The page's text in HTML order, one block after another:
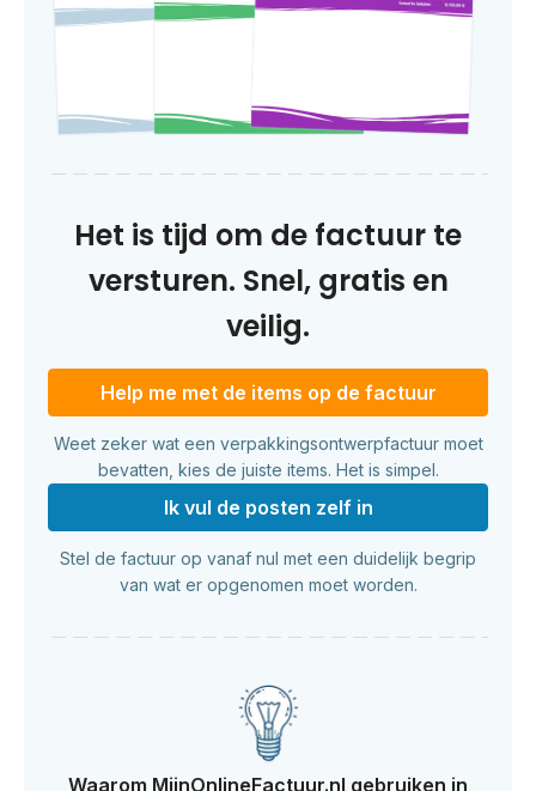
Het is tijd om de factuur te
versturen. Snel, gratis en
veilig.
Help me met de items op de factuur
Weet zeker wat een verpakkingsontwerpfactuur moet
bevatten, kies de juiste items. Het is simpel.
Ik vul de posten zelf in
Stel de factuur op vanaf nul met een duidelijk begrip
van wat er opgenomen moet worden.
Waarom MijnOnlineFactuur.nl gebruiken in